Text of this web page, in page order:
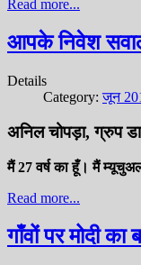
Read more...
आपके निवेश
Details
Category:जून
अनिल चोपड़ा, ग्रुप
मैं 27 वर्ष का हूँ। मैं
Read more...
गाँवों पर मोदी का